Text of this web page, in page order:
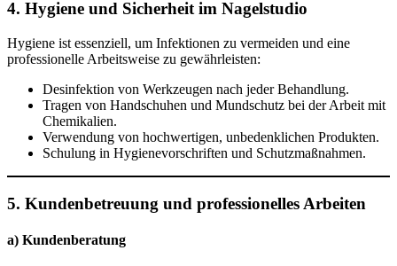
4. Hygiene und Sicherheit im Nagelstudio
Hygiene ist essenziell, um Infektionen zu vermeiden und eine
professionelle Arbeitsweise zu gewährleisten:
Desinfektion von Werkzeugen nach jeder Behandlung.
Tragen von Handschuhen und Mundschutz bei der Arbeit mit
Chemikalien.
Verwendung von hochwertigen, unbedenklichen Produkten.
Schulung in Hygienevorschriften und Schutzmaßnahmen.
5. Kundenbetreuung und professionelles Arbeiten
a) Kundenberatung